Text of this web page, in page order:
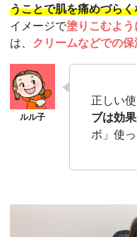
うことで肌を痛めづら
イメージで塗りこむよう
は、 クリームなどでの保
正しい
ブは効
ボ」使